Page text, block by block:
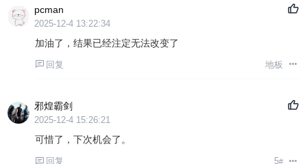
pcman
2025-12-4 13:22:34
加油了，结果已经注定无法改变了
回复 地板
邪煌霸剑
2025-12-4 15:26:21
可惜了，下次机会了。
回复 5#